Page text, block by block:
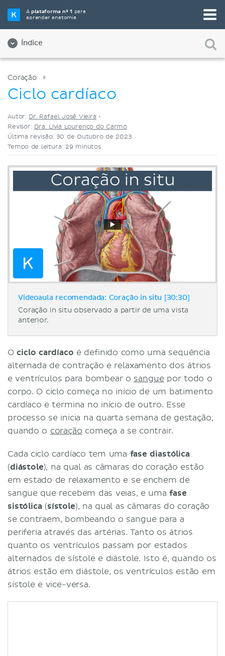
Aplataforma nº 1 para
aprender anatomia
Índice
Selecione a sua ferramenta de estudo favorita
Videoaulas
Coração
Ciclo cardíaco
Autor: Dr. Rafael José Vieira •
Revisor: Dra. Lívia Lourenço do Carmo
Última revisão: 30 de Outubro de 2023
Tempo de leitura: 29 minutos
Videoaula recomendada: Coração in situ [30:30]
Coração in situ observado a partir de uma vista
anterior.
Ociclo cardíaco é definido como uma sequência
alternada de contração e relaxamento dos átrios
e ventrículos para bombear o sangue por todo o
corpo. O ciclo começa no início de um batimento
cardíaco e termina no início de outro. Esse
processo se inicia na quarta semana de gestação,
quando o coração começa a se contrair.
Cada ciclo cardíaco tem uma fase diastólica
(diástole), na qual as câmaras do coração estão
em estado de relaxamento e se enchem de
sangue que recebem das veias, e umafase
sistólica (sístole), na qual as câmaras do coração
se contraem, bombeando o sangue para a
periferia através das artérias. Tanto os átrios
quanto os ventrículos passam por estados
alternados de sístole e diástole. Isto é, quando os
átrios estão em diástole, os ventrículos estão em
sístole e vice-versa.